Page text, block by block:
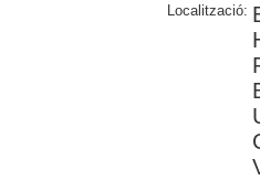
Localització: